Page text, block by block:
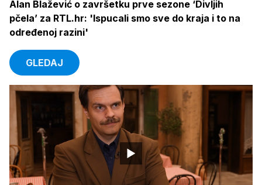
Alan Blažević o završetku prve sezone ‘Divljih
pčela’ za RTL.hr: 'Ispucali smo sve do kraja i to na
određenoj razini'
GLEDAJ